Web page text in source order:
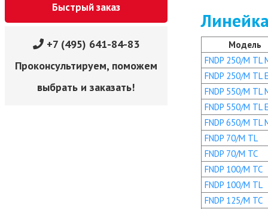
Быстрый заказ
+7 (495) 641-84-83
Проконсультируем, поможем
выбрать и заказать!
Модель
FNDP 250/M TL
FNDP 250/M TL
FNDP 550/M TL
FNDP 550/M TL
FNDP 650/M TL
FNDP 70/M TL
FNDP 70/M TC
FNDP 100/M TC
FNDP 100/M TL
FNDP 125/M TC